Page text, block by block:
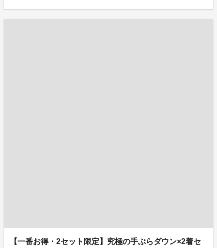
【一番お得・2セット限定】究極の手ぶらダウン×2着セ